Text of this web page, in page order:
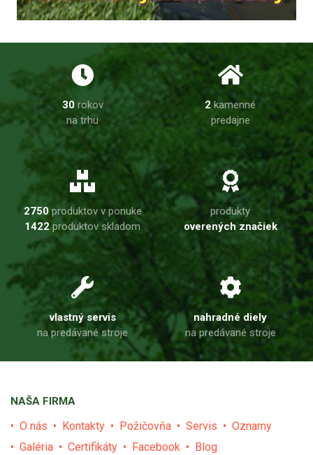
30rokov
na trhu
2 kamenné
predajne
2750produktov v ponuke
1422produktov skladom
produkty
overených značiek
vlastný servis
na predávané stroje
nahradné diely
na predávané stroje
NAŠA FIRMA
O nás Kontakty Požičovňa Servis
Oznamy
Galéria
Certifikáty Facebook Blog